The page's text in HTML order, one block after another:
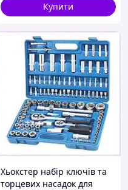
Купити
Хьокстер набір ключів та
торцевих насадок для